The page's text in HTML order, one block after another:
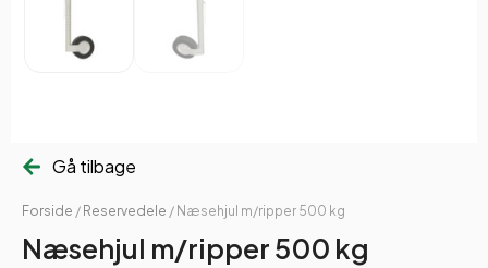
Gå tilbage
Forside / Reservedele / Næsehjul m/ripper 500 kg
Næsehjul m/ripper 500 kg